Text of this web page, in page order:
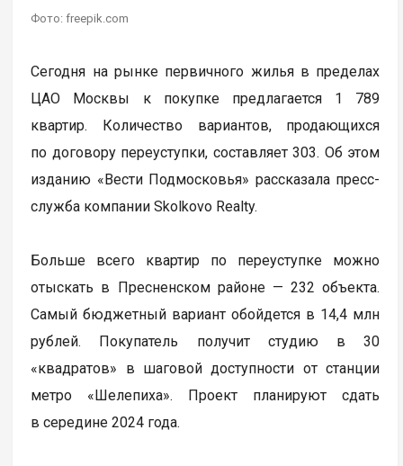
Фото: freepik.com
Сегодня на рынке первичного жилья в пределах
ЦАО Москвы к покупке предлагается 1 789
квартир. Количество вариантов, продающихся
по договору переуступки, составляет 303. Об этом
изданию «Вести Подмосковья» рассказала пресс-
служба компании Skolkovo Realty.
Больше всего квартир по переуступке можно
отыскать в Пресненском районе — 232 объекта.
Самый бюджетный вариант обойдется в 14,4 млн
рублей. Покупатель получит студию в 30
«квадратов» в шаговой доступности от станции
метро «Шелепиха». Проект планируют сдать
в середине 2024 года.